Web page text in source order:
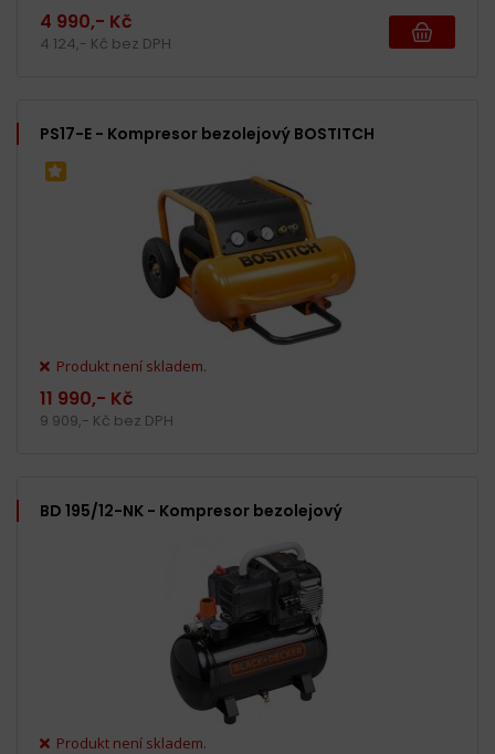
4 990,- Kč
4 124,- Kč bez DPH
PS17-E - Kompresor bezolejový BOSTITCH
Produkt není skladem.
11 990,- Kč
9 909,- Kč bez DPH
BD 195/12-NK - Kompresor bezolejový
Produkt není skladem.